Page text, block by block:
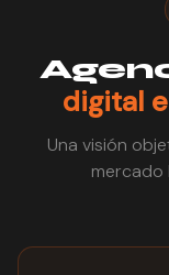
digital
Una visión
mercado